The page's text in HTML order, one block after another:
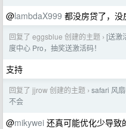
@lambdaX999 都没房贷了，没
回复了 eggsblue 创建的主题 › [送激
度中心 Pro，抽奖送激活码！
支持
回复了 jjrow 创建的主题 › safari 风
不会
@mikywei 还真可能优化少导致